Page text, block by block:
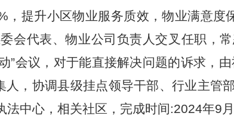
提升小区物业服务质效，物业满意度
会代表、物业公司负责人交叉任职，
”会议，对于能直接解决问题的诉求，
，协调县级挂点领导干部、行业主管
中心，相关社区，完成时间:2024年9月